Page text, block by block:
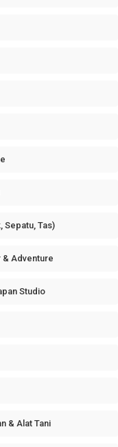
Sepatu, Tas)
Adventure
Studio
& Alat Tani